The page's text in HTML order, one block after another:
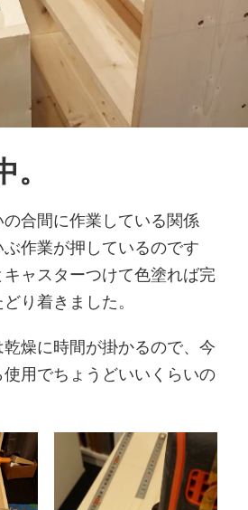
合間に作業している関係
作業が押しているのです
ャスターつけて色塗れば完
り着きました。
燥に時間が掛かるので、今
用でちょうどいいくらいの